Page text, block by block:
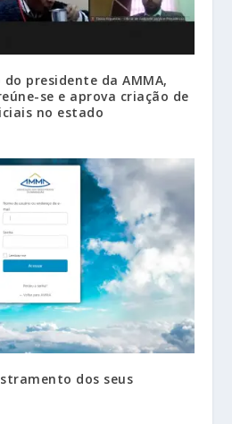
presidente da AMMA,
se e aprova criação de
no estado
dos seus